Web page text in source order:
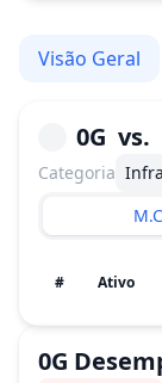
Visão Geral
0G vs.
Categoria
# Ativo
0G